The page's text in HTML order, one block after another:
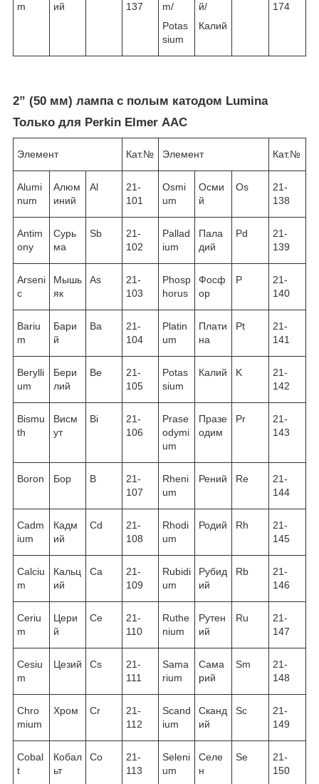
m
ий
137
m/
Potas
sium
й/
Калий
174
2” (50 мм) лампа с полым катодом Lumina
Только для Perkin Elmer ААС
Элемент Кат.№ Элемент Кат.№
Alumi
num
Алюм
иний
Al
21-
101
Osmi
um
Осми
й
Os
21-
138
Antim
ony
Сурь
ма
Sb
21-
102
Pallad
ium
Пала
дий
Pd
21-
139
Arseni
c
Мышь
як
As
21-
103
Phosp
horus
Фосф
ор
P
21-
140
Bariu
m
Бари
й
Ba
21-
104
Platin
um
Плати
на
Pt
21-
141
Berylli
um
Бери
лий
Be
21-
105
Potas
sium
Калий K
21-
142
Bismu
th
Висм
ут
Bi
21-
106
Prase
odymi
um
Празе
одим
Pr
21-
143
Boron Бор B
21-
107
Rheni
um
Рений Re
21-
144
Cadm
ium
Кадм
ий
Cd
21-
108
Rhodi
um
Родий Rh
21-
145
Calciu
m
Кальц
ий
Ca
21-
109
Rubidi
um
Рубид
ий
Rb
21-
146
Ceriu
m
Цери
й
Ce
21-
110
Ruthe
nium
Рутен
ий
Ru
21-
147
Cesiu
m
Цезий Cs
21-
111
Sama
rium
Сама
рий
Sm
21-
148
Chro
mium
Хром Cr
21-
112
Scand
ium
Сканд
ий
Sc
21-
149
Cobal
t
Кобал
ьт
Co
21-
113
Seleni
um
Селе
н
Se
21-
150